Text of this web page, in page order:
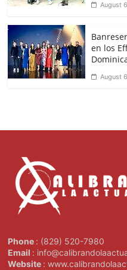
August
en los
August
Phone : (829) 520-7980
Email :
Website :